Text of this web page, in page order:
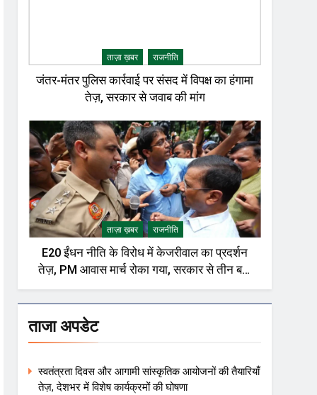
ताज़ा ख़बर राजनीति
जंतर-मंतर पुलिस कार्रवाई पर संसद में विपक्ष का हंगामा
तेज़, सरकार से जवाब की मांग
ताज़ा ख़बर राजनीति
E20 ईंधन नीति के विरोध में केजरीवाल का प्रदर्शन
तेज़, PM आवास मार्च रोका गया, सरकार से तीन बड़ी
मांगें
ताजा अपडेट
स्वतंत्रता दिवस और आगामी सांस्कृतिक आयोजनों की तैयारियाँ
तेज़, देशभर में विशेष कार्यक्रमों की घोषणा